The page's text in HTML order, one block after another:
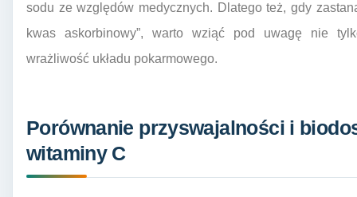
sodu ze względów medycznych. Dlatego też, gdy
kwas askorbinowy”, warto wziąć pod uwagę nie
wrażliwość układu pokarmowego.
Porównanie przyswajalności i
witaminy C